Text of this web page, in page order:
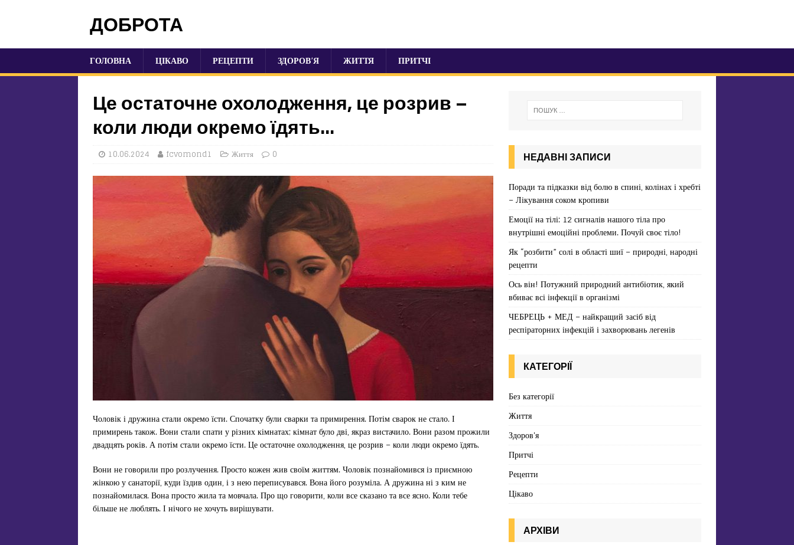
ДОБРОТА
ГОЛОВНА ЦІКАВО РЕЦЕПТИ ЗДОРОВ’Я ЖИТТЯ ПРИТЧІ
Це остаточне охолодження, це розрив –
коли люди окремо їдять…
10.06.2024 fcvomond1 Життя 0
Чоловік і дружина стали окремо їсти. Спочатку були сварки та примирення. Потім сварок не стало. І
примирень також. Вони стали спати у різних кімнатах; кімнат було дві, якраз вистачило. Вони разом прожили
двадцять років. А потім стали окремо їсти. Це остаточне охолодження, це розрив – коли люди окремо їдять.
Вони не говорили про розлучення. Просто кожен жив своїм життям. Чоловік познайомився із приємною
жінкою у санаторії, куди їздив один, і з нею переписувався. Вона його розуміла. А дружина ні з ким не
познайомилася. Вона просто жила та мовчала. Про що говорити, коли все сказано та все ясно. Коли тебе
більше не люблять. І нічого не хочуть вирішувати.
НЕДАВНІ ЗАПИСИ
Поради та підказки від болю в спині, колінах і хребті
– Лікування соком кропиви
Емоції на тілі: 12 сигналів нашого тіла про
внутрішні емоційні проблеми. Почуй своє тіло!
Як “розбити” солі в області шиї – природні, народні
рецепти
Ось він! Потужний природний антибіотик, який
вбиває всі інфекції в організмі
ЧЕБРЕЦЬ + МЕД – найкращий засіб від
респіраторних інфекцій і захворювань легенів
КАТЕГОРІЇ
Без категорії
Життя
Здоров'я
Притчі
Рецепти
Цікаво
АРХІВИ